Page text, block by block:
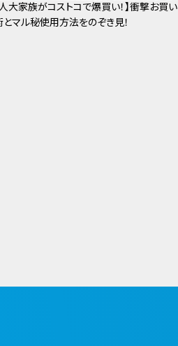
人大家族がコストコで爆買い！】衝撃お買い
マル秘使用方法をのぞき見！